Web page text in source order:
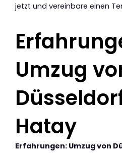
jetzt und vereinbare einen
Umzug
Hatay
Erfahrungen: Umzug von